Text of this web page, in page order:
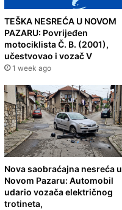
TEŠKA NESREĆA U NOVOM
PAZARU: Povrijeđen
motociklista Č. B. (2001),
učestvovao i vozač V
1 week ago
Nova saobraćajna nesreća u
Novom Pazaru: Automobil
udario vozača električnog
trotineta,